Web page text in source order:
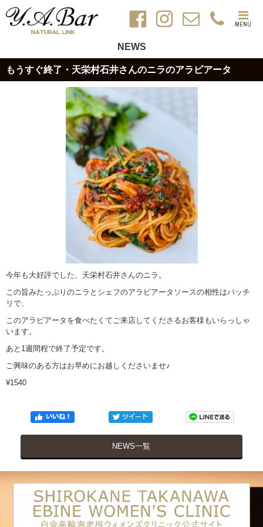
MENU
NEWS
もうすぐ終了・天栄村石井さんのニラのアラビアータ
今年も大好評でした、天栄村石井さんのニラ。
この旨みたっぷりのニラとシェフのアラビアータソースの相性はバッチ
リで、
このアラビアータを食べたくてご来店してくださるお客様もいらっしゃ
います。
あと1週間程で終了予定です。
ご興味のある方はお早めにお越しくださいませ♪
¥1540
NEWS一覧